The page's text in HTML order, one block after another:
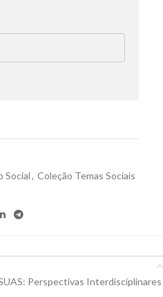
Social, Coleção Temas Sociais
Perspectivas Interdisciplinares